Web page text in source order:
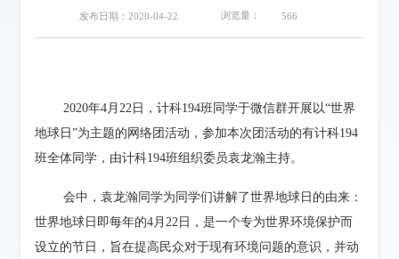
发布日期：2020-04-22 浏览量： 566
2020年4月22日，计科194班同学于微信群开展以“世界
地球日”为主题的网络团活动，参加本次团活动的有计科194
班全体同学，由计科194班组织委员袁龙瀚主持。
会中，袁龙瀚同学为同学们讲解了世界地球日的由来：
世界地球日即每年的4月22日，是一个专为世界环境保护而
设立的节日，旨在提高民众对于现有环境问题的意识，并动